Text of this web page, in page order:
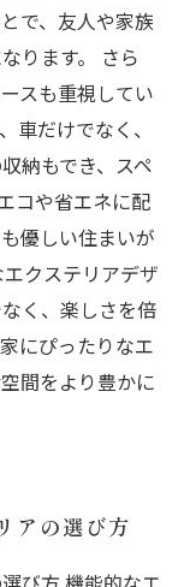
で、友人や家族
ります。 さら
スも重視してい
車だけでなく、
納もでき、スペ
コや省エネに配
優しい住まいが
クステリアデザ
く、楽しさを倍
にぴったりなエ
間をより豊かに
アの選び方